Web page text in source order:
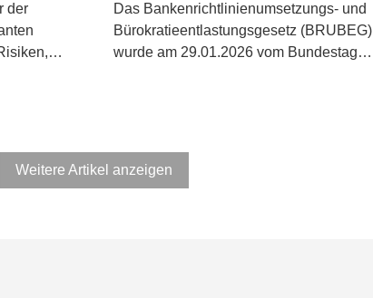
der
Das Bankenrichtlinienumsetzungs- und
Bürokratieentlastungsgesetz (BRUBEG)
wurde am 29.01.2026 vom Bundestag…
Weitere Artikel anzeigen